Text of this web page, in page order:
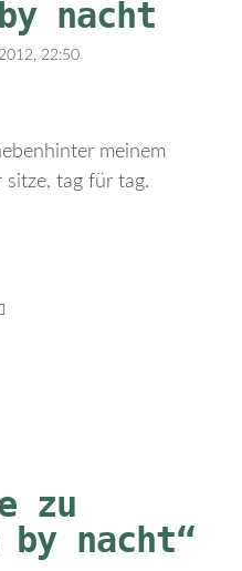
nacht
22:50
meinem
sitze, tag für tag.
zu
nacht“